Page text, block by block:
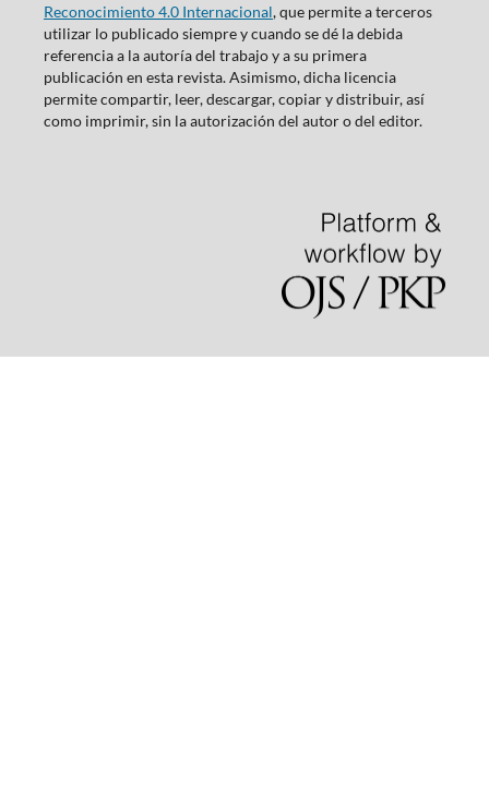
Reconocimiento 4.0 Internacional, que permite a terceros
utilizar lo publicado siempre y cuando se dé la debida
referencia a la autoría del trabajo y a su primera
publicación en esta revista. Asimismo, dicha licencia
permite compartir, leer, descargar, copiar y distribuir, así
como imprimir, sin la autorización del autor o del editor.